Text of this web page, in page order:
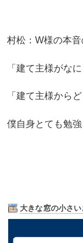
村松：W様の本
「建て主様がな
「建て主様から
僕自身とても勉強